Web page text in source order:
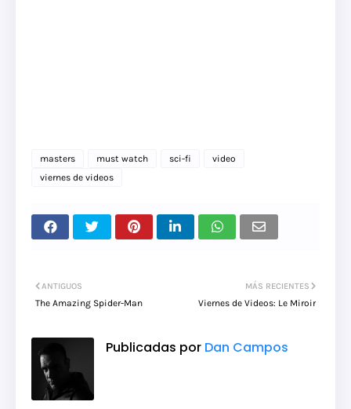
masters must watch sci-fi
video
viernes de videos
MÁS RECIENTES
Viernes de Videos: Le Miroir
ANTIGUOS
The Amazing Spider-Man
Publicadas por Dan Campos